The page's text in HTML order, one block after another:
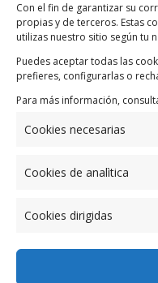
Con el fin de garantizar su
propias y de terceros. Estas
utilizas nuestro sitio según tu
Puedes aceptar todas las
prefieres, configurarlas o
Para más información,
Cookies necesarias
Cookies de analìtica
Cookies dirigidas
Tips de Ahorro
Presencia Internacional
Ahorra y Gana con la
Comentarios
marzo 2019
Categorías